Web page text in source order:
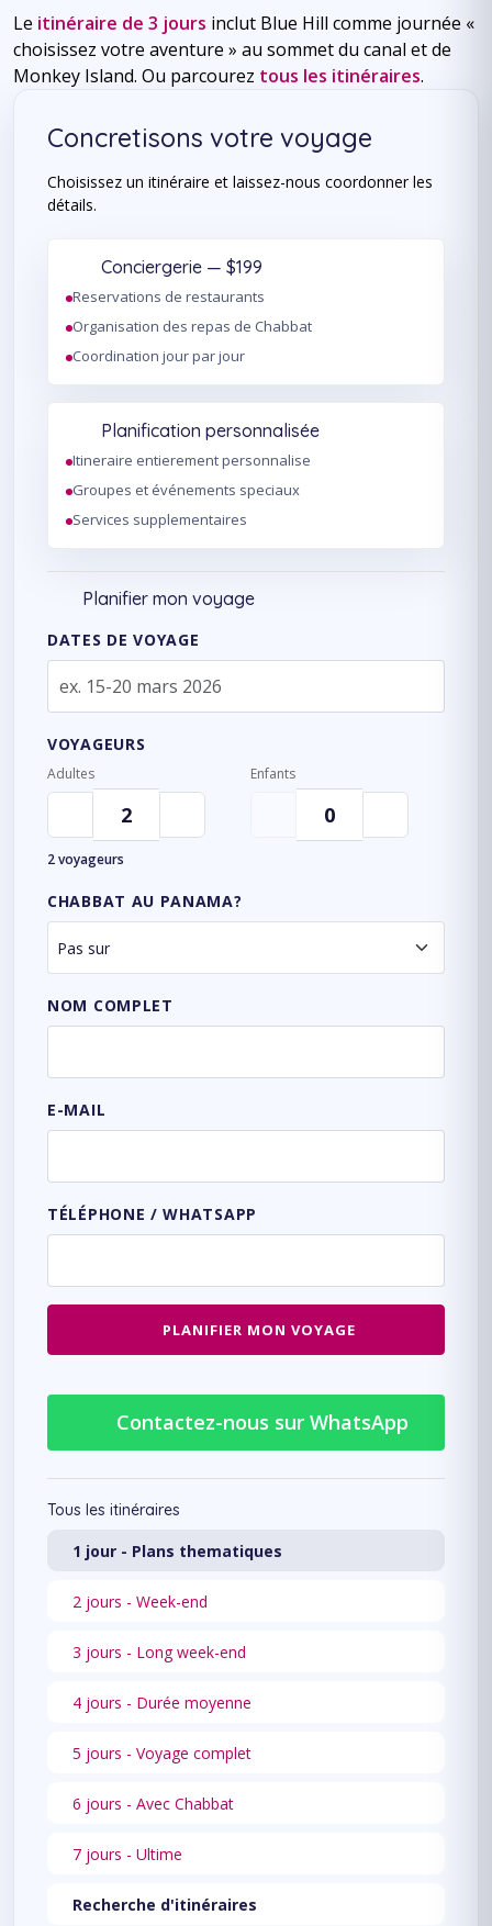
Le itinéraire de 3 jours inclut Blue Hill comme journée «
choisissez votre aventure » au sommet du canal et de
Monkey Island. Ou parcourez tous les itinéraires.
Concretisons votre voyage
Choisissez un itinéraire et laissez-nous coordonner les
détails.
Conciergerie — $199
Reservations de restaurants
Organisation des repas de Chabbat
Coordination jour par jour
Planification personnalisée
Itineraire entierement personnalise
Groupes et événements speciaux
Services supplementaires
Planifier mon voyage
DATES DE VOYAGE
VOYAGEURS
Adultes Enfants
2 voyageurs
CHABBAT AU PANAMA?
NOM COMPLET
E-MAIL
TÉLÉPHONE / WHATSAPP
PLANIFIER MON VOYAGE
Contactez-nous sur WhatsApp
Tous les itinéraires
1 jour - Plans thematiques
2 jours - Week-end
3 jours - Long week-end
4 jours - Durée moyenne
5 jours - Voyage complet
6 jours - Avec Chabbat
7 jours - Ultime
Recherche d'itinéraires